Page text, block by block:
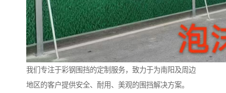
我们专注于彩钢围挡的定制服务，致力于为南阳及周边
地区的客户提供安全、耐用、美观的围挡解决方案。